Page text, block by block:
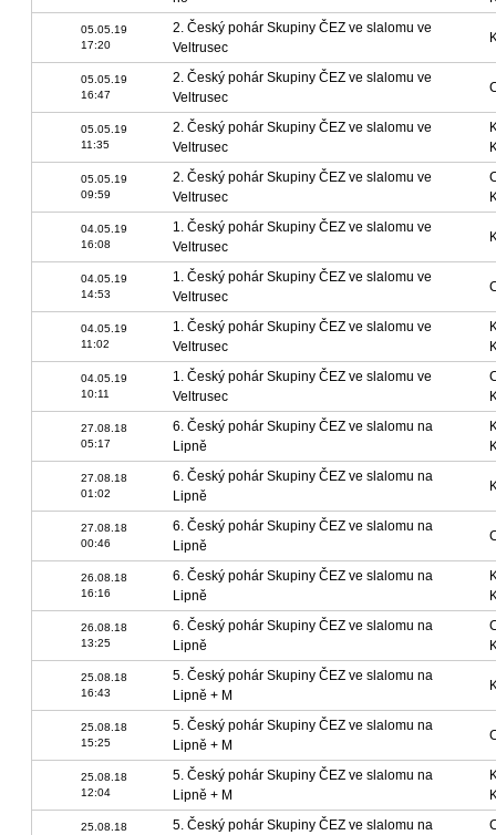
05.05.19
17:20
2. Český pohár Skupiny ČEZ ve slalomu ve
Veltrusec
05.05.19
16:47
2. Český pohár Skupiny ČEZ ve slalomu ve
Veltrusec
05.05.19
11:35
2. Český pohár Skupiny ČEZ ve slalomu ve
Veltrusec
05.05.19
09:59
2. Český pohár Skupiny ČEZ ve slalomu ve
Veltrusec
04.05.19
16:08
1. Český pohár Skupiny ČEZ ve slalomu ve
Veltrusec
04.05.19
14:53
1. Český pohár Skupiny ČEZ ve slalomu ve
Veltrusec
04.05.19
11:02
1. Český pohár Skupiny ČEZ ve slalomu ve
Veltrusec
04.05.19
10:11
1. Český pohár Skupiny ČEZ ve slalomu ve
Veltrusec
27.08.18
05:17
6. Český pohár Skupiny ČEZ ve slalomu na
Lipně
27.08.18
01:02
6. Český pohár Skupiny ČEZ ve slalomu na
Lipně
27.08.18
00:46
6. Český pohár Skupiny ČEZ ve slalomu na
Lipně
26.08.18
16:16
6. Český pohár Skupiny ČEZ ve slalomu na
Lipně
26.08.18
13:25
6. Český pohár Skupiny ČEZ ve slalomu na
Lipně
25.08.18
16:43
5. Český pohár Skupiny ČEZ ve slalomu na
Lipně + M
25.08.18
15:25
5. Český pohár Skupiny ČEZ ve slalomu na
Lipně + M
25.08.18
12:04
5. Český pohár Skupiny ČEZ ve slalomu na
Lipně + M
25.08.18
5. Český pohár Skupiny ČEZ ve slalomu na